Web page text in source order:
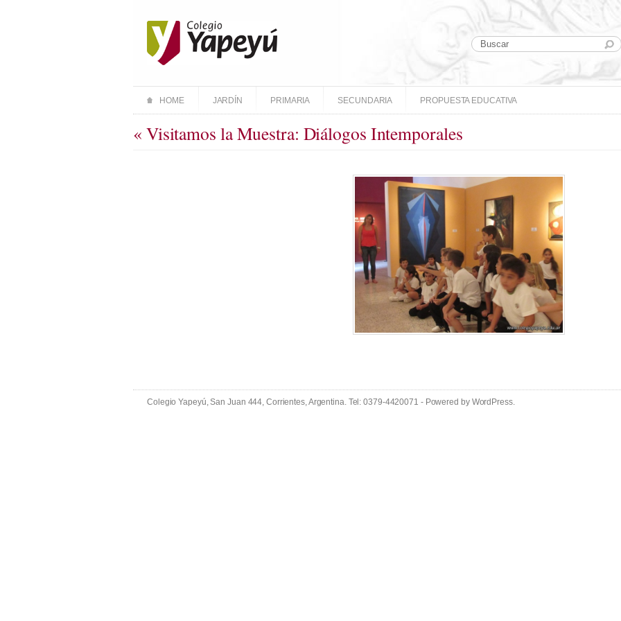
HOME JARDÍN PRIMARIA SECUNDARIA PROPUESTA EDUCATIVA
« Visitamos la Muestra: Diálogos Intemporales
Colegio Yapeyú, San Juan 444, Corrientes, Argentina. Tel: 0379-4420071 - Powered by WordPress.